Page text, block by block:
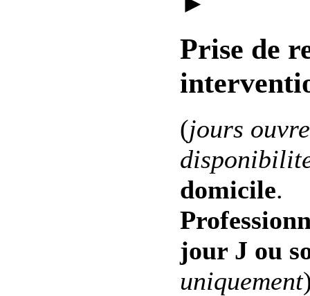
Prise de
(jours
domicile.
jour J ou
uniquement